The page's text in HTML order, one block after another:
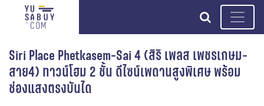
search
Siri Place Phetkasem-Sai 4 (สิริ เพลส เพชรเกษม-
สาย4) ทาวน์โฮม 2 ชั้น ดีไซน์เพดานสูงพิเศษ พร้อม
ช่องแสงตรงบันได